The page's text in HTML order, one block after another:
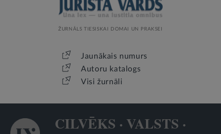
ŽURNĀLS TIESISKAI DOMAI UN PRAKSEI
Jaunākais numurs
Autoru katalogs
Visi žurnāli
CILVĒKS · VALSTS ·